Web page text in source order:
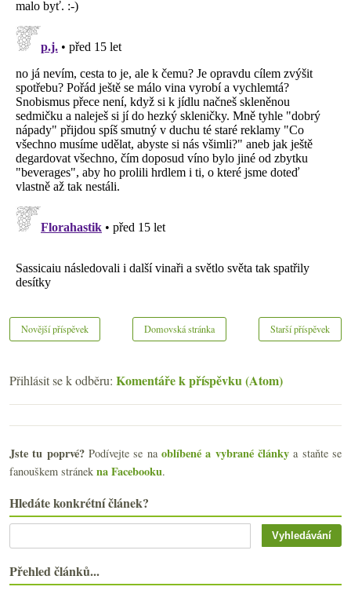
Novější příspěvek Starší příspěvek
Domovská stránka
Přihlásit se k odběru: Komentáře k příspěvku (Atom)
Jste tu poprvé?Podívejte se naoblíbené a vybrané články a staňte se
fanouškem stránek na Facebooku.
Hledáte konkrétní článek?
Přehled článků...